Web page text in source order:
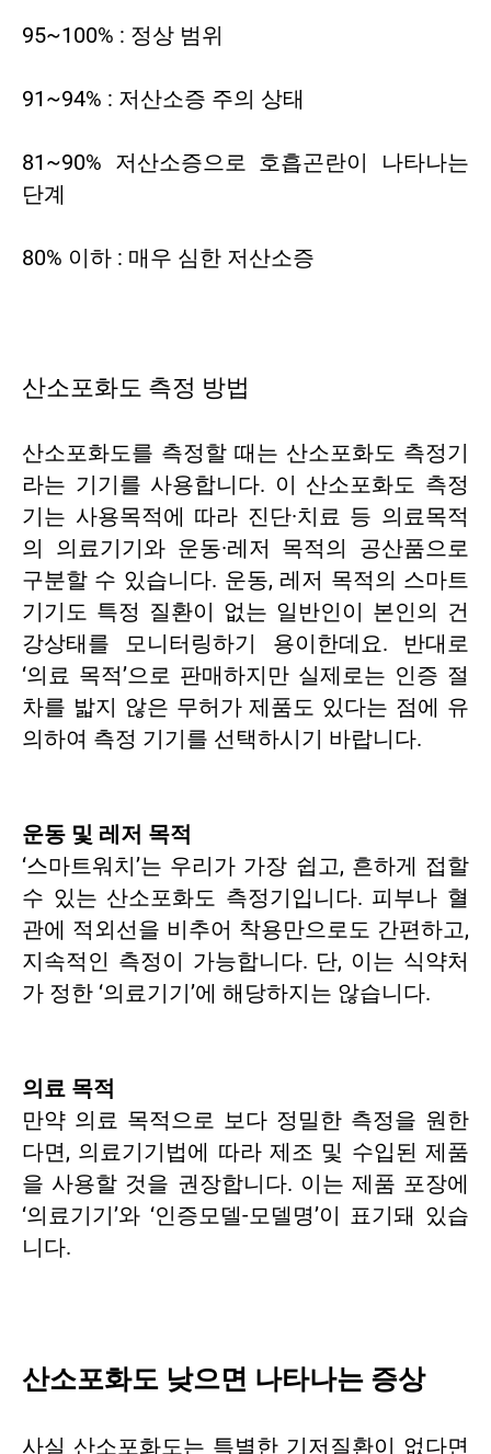
95~100% : 정상 범위
91~94% : 저산소증 주의 상태
81~90% 저산소증으로 호흡곤란이 나타나는
단계
80% 이하 : 매우 심한 저산소증
산소포화도 측정 방법
산소포화도를 측정할 때는 산소포화도 측정기
라는 기기를 사용합니다. 이 산소포화도 측정
기는 사용목적에 따라 진단·치료 등 의료목적
의 의료기기와 운동·레저 목적의 공산품으로
구분할 수 있습니다. 운동, 레저 목적의 스마트
기기도 특정 질환이 없는 일반인이 본인의 건
강상태를 모니터링하기 용이한데요. 반대로
‘의료 목적’으로 판매하지만 실제로는 인증 절
차를 밟지 않은 무허가 제품도 있다는 점에 유
의하여 측정 기기를 선택하시기 바랍니다.
운동 및 레저 목적
‘스마트워치’는 우리가 가장 쉽고, 흔하게 접할
수 있는 산소포화도 측정기입니다. 피부나 혈
관에 적외선을 비추어 착용만으로도 간편하고,
지속적인 측정이 가능합니다. 단, 이는 식약처
가 정한 ‘의료기기’에 해당하지는 않습니다.
의료 목적
만약 의료 목적으로 보다 정밀한 측정을 원한
다면, 의료기기법에 따라 제조 및 수입된 제품
을 사용할 것을 권장합니다. 이는 제품 포장에
‘의료기기’와 ‘인증모델-모델명’이 표기돼 있습
니다.
산소포화도 낮으면 나타나는 증상
사실 산소포화도는 특별한 기저질환이 없다면